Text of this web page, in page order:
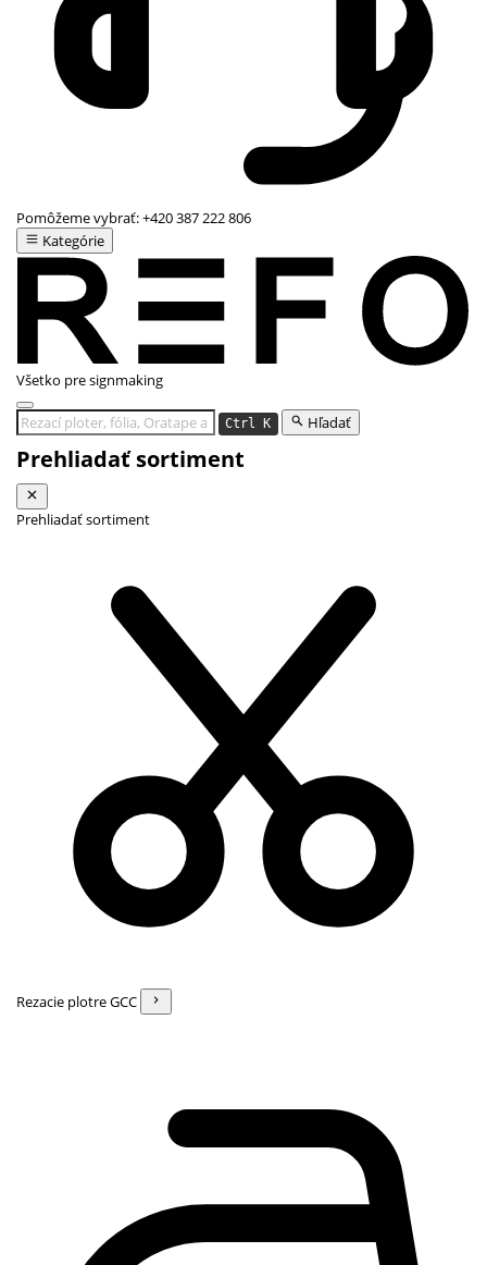
Pomôžeme vybrať:+420 387 222 806
Kategórie
Všetko pre signmaking
Ctrl K Hľadať
Prehliadať sortiment
Prehliadať sortiment
Rezacie plotre GCC